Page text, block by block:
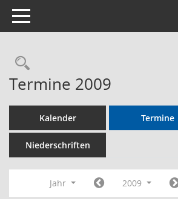
Toggle navigation
Rechercheauswahl
Termine 2009
Kalender Termine
Niederschriften
Jahr 2009